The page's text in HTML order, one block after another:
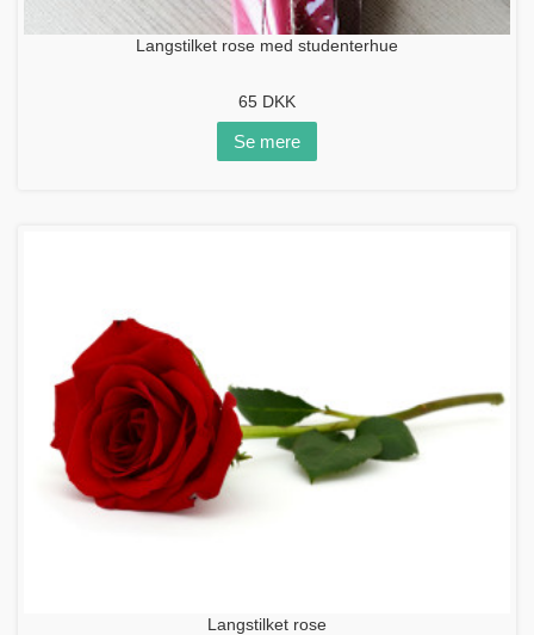
Langstilket rose med studenterhue
65 DKK
Se mere
Langstilket rose